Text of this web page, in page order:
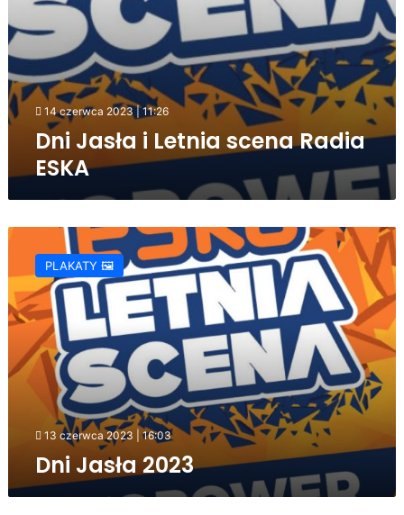
14 czerwca 2023 | 11:26
Dni Jasła i Letnia scena Radia
ESKA
2023
PLAKATY 🖼️
13 czerwca 2023 | 16:03
Dni Jasła 2023